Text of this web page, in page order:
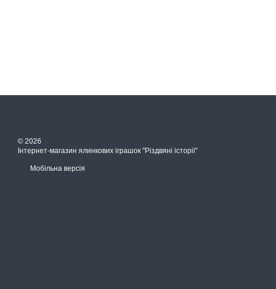
© 2026
Інтернет-магазин ялинкових іграшок "Різдвяні історії"
Мобільна версія